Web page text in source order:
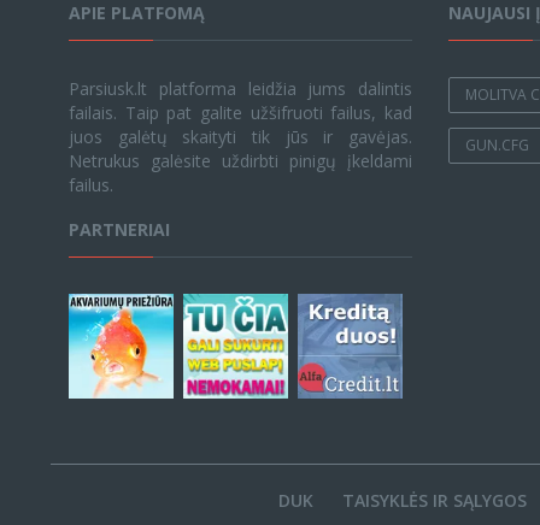
APIE PLATFOMĄ
Parsiusk.lt platforma leidžia jums dalintis
failais. Taip pat galite užšifruoti failus, kad
juos galėtų skaityti tik jūs ir gavėjas.
Netrukus galėsite uždirbti pinigų įkeldami
failus.
PARTNERIAI
NAUJAUSI
MOLITVA
GUN.CFG
DUK TAISYKLĖS IR SĄLYGOS